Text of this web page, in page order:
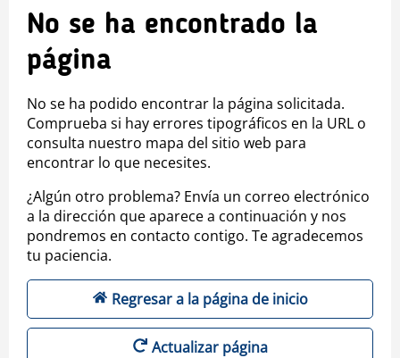
No se ha encontrado la
página
No se ha podido encontrar la página solicitada.
Comprueba si hay errores tipográficos en la URL o
consulta nuestro mapa del sitio web para
encontrar lo que necesites.
¿Algún otro problema? Envía un correo electrónico
a la dirección que aparece a continuación y nos
pondremos en contacto contigo. Te agradecemos
tu paciencia.
Regresar a la página de inicio
Actualizar página